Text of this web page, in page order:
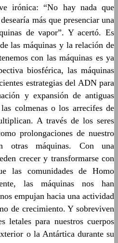
irónica: “No hay nada que
más que presenciar una
de vapor”. Y acertó. Es
las máquinas y la relación de
con las máquinas es ya
biosférica, las máquinas
estrategias del ADN para
y expansión de antiguas
colmenas o los arrecifes de
A través de los seres
prolongaciones de nuestro
otras máquinas. Con una
crecer y transformarse con
las comunidades de Homo
las máquinas nos han
empujan hacia una actividad
de crecimiento. Y sobreviven
letales para nuestros cuerpos
o la Antártica durante su